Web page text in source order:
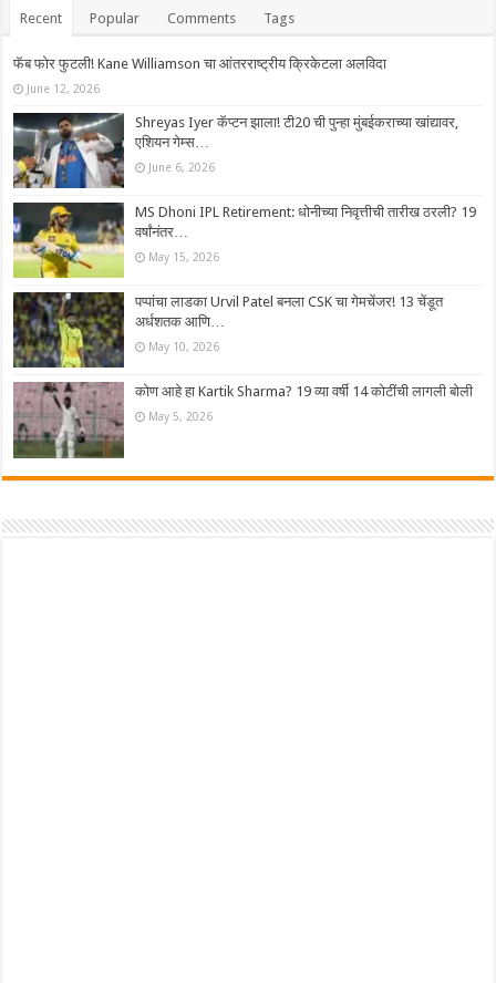
Recent Popular Comments Tags
फॅब फोर फुटली! Kane Williamson चा आंतरराष्ट्रीय क्रिकेटला अलविदा
June 12, 2026
Shreyas Iyer कॅप्टन झाला! टी20 ची पुन्हा मुंबईकराच्या खांद्यावर,
एशियन गेम्स…
June 6, 2026
MS Dhoni IPL Retirement: धोनीच्या निवृत्तीची तारीख ठरली? 19
वर्षांनंतर…
May 15, 2026
पप्पांचा लाडका Urvil Patel बनला CSK चा गेमचेंजर! 13 चेंडूत
अर्धशतक आणि…
May 10, 2026
कोण आहे हा Kartik Sharma? 19 व्या वर्षी 14 कोटींची लागली बोली
May 5, 2026